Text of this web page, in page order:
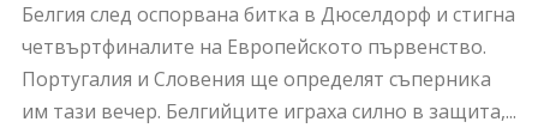
Белгия след оспорвана битка в Дюселдорф и стигна
четвъртфиналите на Европейското първенство.
Португалия и Словения ще определят съперника
им тази вечер. Белгийците играха силно в защита,...